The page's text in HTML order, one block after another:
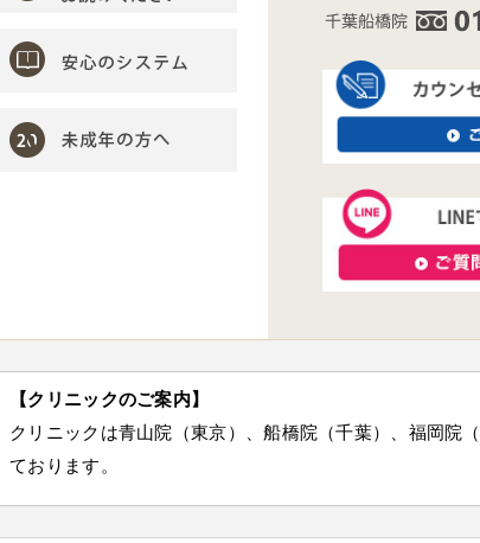
【クリニックのご案内】
クリニックは青山院（東京）、船橋院（千葉）、福岡院
ております。